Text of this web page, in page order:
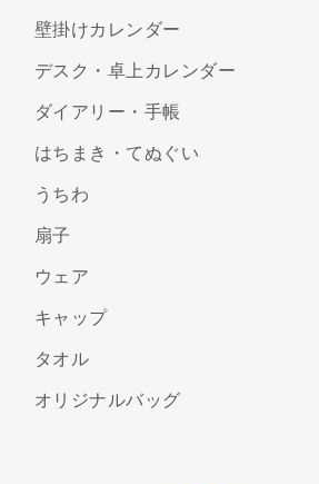
壁掛けカレンダー
デスク・卓上カレンダー
ダイアリー・手帳
はちまき・てぬぐい
うちわ
扇子
ウェア
キャップ
タオル
オリジナルバッグ